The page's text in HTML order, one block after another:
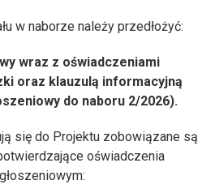
w naborze należy przedłożyć:
wraz z oświadczeniami
oraz klauzulą informacyjną
do naboru 2/2026).
się do Projektu zobowiązane są
oświadczenia